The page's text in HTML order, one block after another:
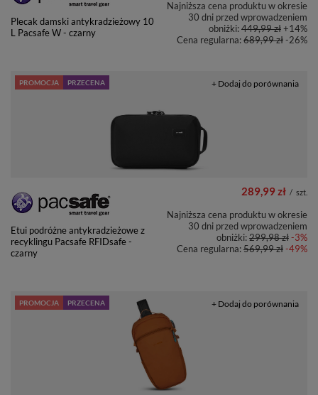
Plecak damski antykradzieżowy 10
L Pacsafe W - czarny
Najniższa cena produktu w okresie
30 dni przed wprowadzeniem
obniżki:449,99 zł+14%
Cena regularna:689,99 zł-26%
PROMOCJA PRZECENA
Etui podróżne antykradzieżowe z
recyklingu Pacsafe RFIDsafe -
czarny
289,99 zł / szt.
Najniższa cena produktu w okresie
30 dni przed wprowadzeniem
obniżki:299,98 zł-3%
Cena regularna:569,99 zł-49%
+ Dodaj do porównania
PROMOCJA PRZECENA + Dodaj do porównania